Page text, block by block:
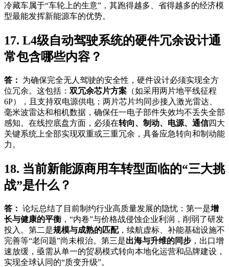
冷藏车属于“车轮上的生意”，其跑得越多、省得越多的经济模
型最能发挥新能源车的优势。
17. L4级自动驾驶系统的硬件冗余设计通
常包含哪些内容？
答：
为确保完全无人驾驶的安全性，硬件设计必须实现全方
位冗余。这包括： 双冗余芯片方案 （如采用两片地平线征程
6P），且支持双电源供电；两片芯片均同步接入激光雷达、
毫米波雷达和相机数据，确保任一电子部件失效均不丢失全部
感知。在线控底盘方面，必须在转向、制动、电源、通信四大
关键系统上全部实现双重或三重冗余，具备应急转向和制动能
力。
18. 当前新能源商用车转型面临的“三大挑
战”是什么？
答： 论坛总结了目前制约行业高质量发展的隐忧：第一是增
长与健康的平衡 ，“内卷”与价格战侵蚀企业利润，削弱了研发
投入。第二是规模与成熟的匹配，续航虚标、补能基础设施不
完善等“老问题”尚未根治。第三是出海与升维的同步 ，出口增
速放缓，亟需从单一的贸易模式转向本地化运营和品牌建设，
实现全球认同的“质变升级”。